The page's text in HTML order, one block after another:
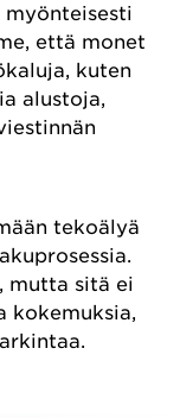
myönteisesti
että monet
kuten
alustoja,
tekoälyä
mutta sitä ei
kokemuksia,